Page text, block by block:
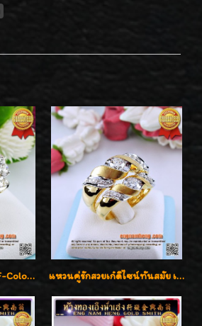
แหวนเพชรใสปิ๊ง น้ำ98 F-Color/VVS1 น้ำหนักเพชรรวม 2.56 กะรัต ใส่เต็มนิ้วเพชรเป็นน้ำเป็นเนื้อสวยมากๆค่ะ แหวนคู่รักสวยเก๋ดีไซน์ทันสมัย เพชรเบลเยี่ยมคัท น้ำ98 F-Color/VVS ต้อนรับเทศกาลแห่งความรักจ้ะ